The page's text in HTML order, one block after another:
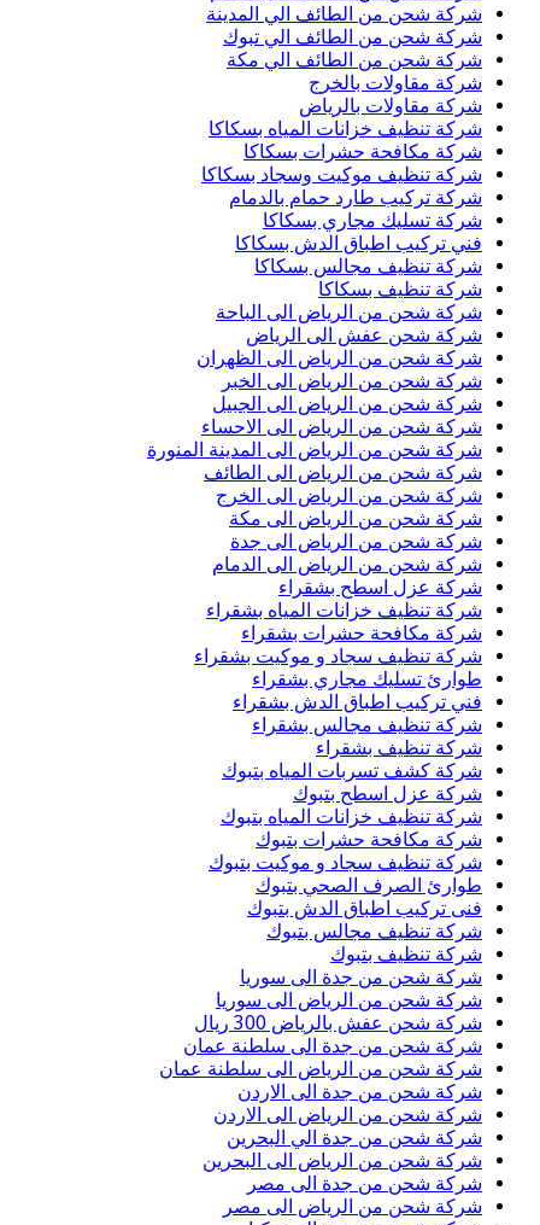
شركة شحن من الطائف الي المدينة
شركة شحن من الطائف الي تبوك
شركة شحن من الطائف الي مكة
شركة مقاولات بالخرج
شركة مقاولات بالرياض
شركة تنظيف خزانات المياه بسكاكا
شركة مكافحة حشرات بسكاكا
شركة تنظيف موكيت وسجاد بسكاكا
شركة تركيب طارد حمام بالدمام
شركة تسليك مجاري بسكاكا
فني تركيب اطباق الدش بسكاكا
شركة تنظيف مجالس بسكاكا
شركة تنظيف بسكاكا
شركة شحن من الرياض الى الباحة
شركة شحن عفش الى الرياض
شركة شحن من الرياض الى الظهران
شركة شحن من الرياض الى الخبر
شركة شحن من الرياض الى الجبيل
شركة شحن من الرياض الى الاحساء
شركة شحن من الرياض الى المدينة المنورة
شركة شحن من الرياض الى الطائف
شركة شحن من الرياض الى الخرج
شركة شحن من الرياض الى مكة
شركة شحن من الرياض الى جدة
شركة شحن من الرياض الى الدمام
شركة عزل اسطح بشقراء
شركة تنظيف خزانات المياه بشقراء
شركة مكافحة حشرات بشقراء
شركة تنظيف سجاد و موكيت بشقراء
طوارئ تسليك مجاري بشقراء
فني تركيب اطباق الدش بشقراء
شركة تنظيف مجالس بشقراء
شركة تنظيف بشقراء
شركة كشف تسربات المياه بتبوك
شركة عزل اسطح بتبوك
شركة تنظيف خزانات المياه بتبوك
شركة مكافحة حشرات بتبوك
شركة تنظيف سجاد و موكيت بتبوك
طوارئ الصرف الصحي بتبوك
فنى تركيب اطباق الدش بتبوك
شركة تنظيف مجالس بتبوك
شركة تنظيف بتبوك
شركة شحن من جدة الى سوريا
شركة شحن من الرياض الى سوريا
شركة شحن عفش بالرياض 300 ريال
شركة شحن من جدة الى سلطنة عمان
شركة شحن من الرياض الى سلطنة عمان
شركة شحن من جدة الى الاردن
شركة شحن من الرياض الى الاردن
شركة شحن من جدة الي البحرين
شركة شحن من الرياض الى البحرين
شركة شحن من جدة الى مصر
شركة شحن من الرياض الى مصر